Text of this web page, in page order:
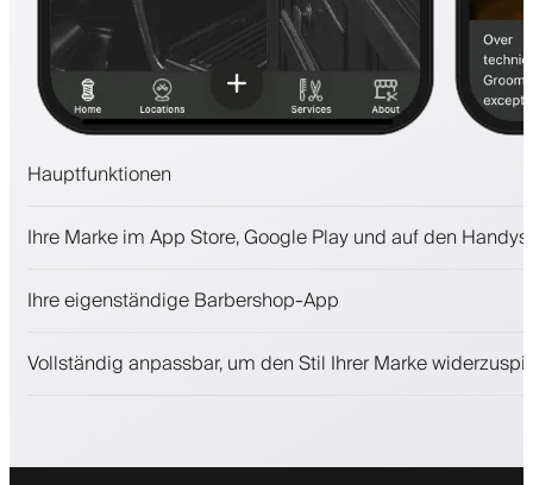
Hauptfunktionen
Zahlungen, Kaution
Binden Sie Kunden mit einem Treueprogramm
Ihre Marke im App Store, Google Play und auf den
Ihre eigenständige Barbershop-App
Vollständig anpassbar, um den Stil Ihrer Marke